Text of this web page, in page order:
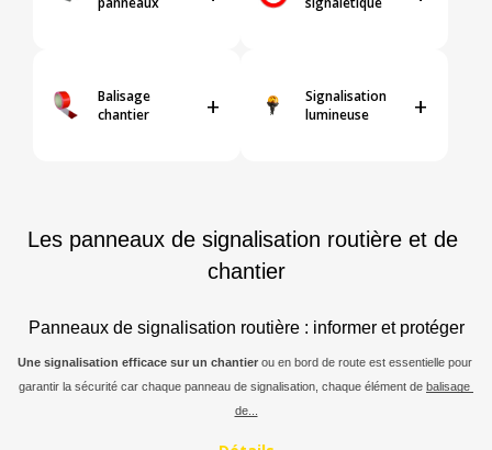
Balisage
chantier
+
Signalisation
lumineuse
+
Les panneaux de signalisation routière et de
chantier
Panneaux de signalisation routière : informer et protéger
Une signalisation efficace sur un chantier ou en bord de route est essentielle pour
garantir la sécurité car chaque panneau de signalisation, chaque élément de balisage
de...